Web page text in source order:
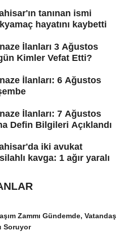
tanınan ismi
hayatını kaybetti
İlanları 3 Ağustos
Kimler Vefat Etti?
İlanları: 6 Ağustos
İlanları: 7 Ağustos
Defin Bilgileri Açıklandı
iki avukat
kavga: 1 ağır yaralı
Zammı Gündemde, Vatandaş
Soruyor